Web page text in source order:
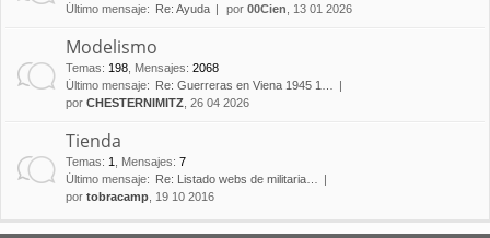
Último mensaje:
Re: Ayuda por 00Cien , 13 01 2026
Modelismo
Temas: 198 Mensajes: 2068
Último mensaje:
Re: Guerreras en Viena 1945 1…
por CHESTERNIMITZ , 26 04 2026
Tienda
Temas: 1 Mensajes: 7
Último mensaje:
Re: Listado webs de militaria…
por tobracamp , 19 10 2016